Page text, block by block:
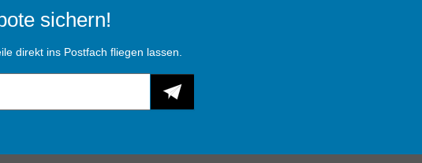
sichern!
direkt ins Postfach fliegen lassen.